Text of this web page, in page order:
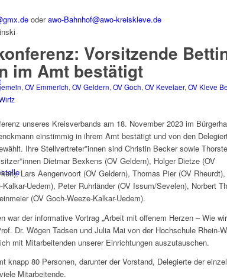
oderawo-Bahnhof@awo-kreiskleve.de
Vorsitzende
im Amt bestätigt
,OV Emmerich,OV Geldern,OV Goch,OV Kevelaer,OV Kleve
unseres Kreisverbands am 18. November 2023 im
einstimmig in ihrem Amt bestätigt und von den
Ihre Stellvertreter*innen sind Christin Becker sowie
Dietmar Bexkens (OV Geldern), Holger Dietze (OV
Lars Aengenvoort (OV Geldern), Thomas Pier (OV
Uedem), Peter Ruhrländer (OV Issum/Sevelen), Norbert
(OV Goch-Weeze-Kalkar-Uedem).
war der informative Vortrag „Arbeit mit offenem Herzen – Wie
Dr. Wögen Tadsen und Julia Mai von der Hochschule Rhein-
mit Mitarbeitenden unserer Einrichtungen auszutauschen.
knapp 80 Personen, darunter der Vorstand, Delegierte der
Mitarbeitende.